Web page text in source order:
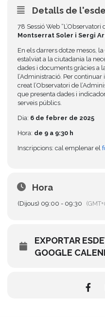
Detalls de
78 Sessió Web
Montserrat Soler i Sergi
En els darrers dotze mesos,
estalviat a la ciutadania la
dades i documents gràcies a
l’Administració. Per continuar
creat l’Observatori de
que presenta dades i
serveis públics.
Dia: 6 de febrer de 2025
Hora: de 9 a 9:30 h
Inscripcions: cal emplenar el
Hora
(Dijous) 09:00 - 09:30
EXPORTAR
GOOGLE